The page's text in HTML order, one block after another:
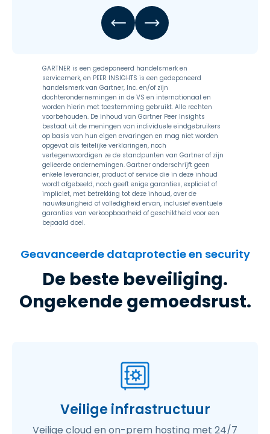
GARTNER is een gedeponeerd handelsmerk en
servicemerk, en PEER INSIGHTS is een gedeponeerd
handelsmerk van Gartner, Inc. en/of zijn
dochterondernemingen in de VS en internationaal en
worden hierin met toestemming gebruikt. Alle rechten
voorbehouden. De inhoud van Gartner Peer Insights
bestaat uit de meningen van individuele eindgebruikers
op basis van hun eigen ervaringen en mag niet worden
opgevat als feitelijke verklaringen, noch
vertegenwoordigen ze de standpunten van Gartner of zijn
gelieerde ondernemingen. Gartner onderschrijft geen
enkele leverancier, product of service die in deze inhoud
wordt afgebeeld, noch geeft enige garanties, expliciet of
impliciet, met betrekking tot deze inhoud, over de
nauwkeurigheid of volledigheid ervan, inclusief eventuele
garanties van verkoopbaarheid of geschiktheid voor een
bepaald doel.
Geavanceerde dataprotectie en security
De beste beveiliging.
Ongekende gemoedsrust.
Veilige infrastructuur
Veilige cloud en on-prem hosting met 24/7